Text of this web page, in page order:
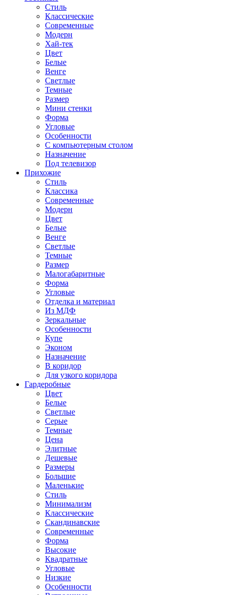
Стиль
Классические
Современные
Модерн
Хай-тек
Цвет
Белые
Венге
Светлые
Темные
Размер
Мини стенки
Форма
Угловые
Особенности
С компьютерным столом
Назначение
Под телевизор
Прихожие
Стиль
Классика
Современные
Модерн
Цвет
Белые
Венге
Светлые
Темные
Размер
Малогабаритные
Форма
Угловые
Отделка и материал
Из МДФ
Зеркальные
Особенности
Купе
Эконом
Назначение
В коридор
Для узкого коридора
Гардеробные
Цвет
Белые
Светлые
Серые
Темные
Цена
Элитные
Дешевые
Размеры
Большие
Маленькие
Стиль
Минимализм
Классические
Скандинавские
Современные
Форма
Высокие
Квадратные
Угловые
Низкие
Особенности